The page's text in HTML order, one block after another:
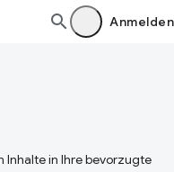
Anmelden
Inhalte in Ihre bevorzugte